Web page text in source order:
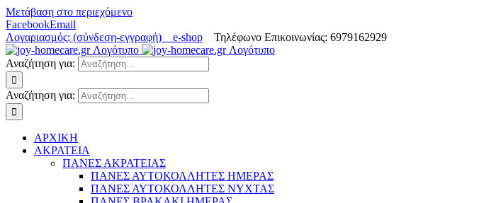
Μετάβαση στο περιεχόμενο
FacebookEmail
Λογαριασμός: (σύνδεση-εγγραφή) e-shop Τηλέφωνο Επικοινωνίας: 6979162929
Αναζήτηση για:
Αναζήτηση για:
ΑΡΧΙΚΗ
ΑΚΡΑΤΕΙΑ
ΠΑΝΕΣ ΑΚΡΑΤΕΙΑΣ
ΠΑΝΕΣ ΑΥΤΟΚΟΛΛΗΤΕΣ ΗΜΕΡΑΣ
ΠΑΝΕΣ ΑΥΤΟΚΟΛΛΗΤΕΣ ΝΥΧΤΑΣ